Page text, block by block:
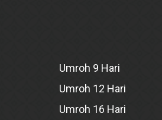
Umroh 9 Hari
Umroh 12 Hari
Umroh 16 Hari